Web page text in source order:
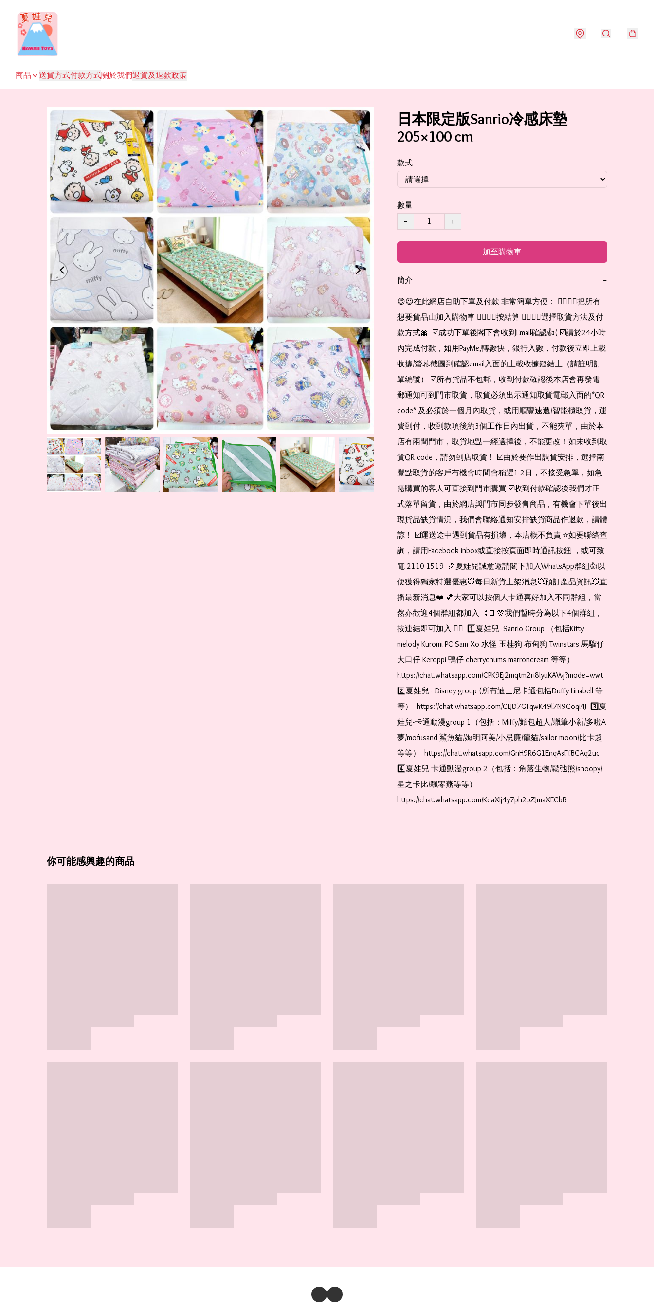
商品 送貨方式付款方式關於我們退貨及退款政策
日本限定版Sanrio冷感床墊
205×100 cm
款式
數量
−
+
加至購物車
簡介 −
😍😍在此網店自助下單及付款 非常簡單方便： 👉🏻👉🏻把所有
想要貨品山加入購物車 👉🏻👉🏻按結算 👉🏻👉🏻選擇取貨方法及付
款方式🎀  ☑️成功下單後閣下會收到Email確認👍( ☑️請於24小時
內完成付款，如用PayMe,轉數快，銀行入數，付款後立即上載
收據/螢幕截圖到確認email入面的上載收據鏈結上（請註明訂
單編號） ☑️所有貨品不包郵，收到付款確認後本店會再發電
郵通知可到門市取貨，取貨必須出示通知取貨電郵入面的*QR
code* 及必須於一個月內取貨，或用順豐速遞/智能櫃取貨，運
費到付，收到款項後約3個工作日內出貨，不能夾單，由於本
店有兩間門市，取貨地點一經選擇後，不能更改！如未收到取
貨QR code，請勿到店取貨！ ☑️由於要作出調貨安排，選擇南
豐點取貨的客戶有機會時間會稍遲1-2日，不接受急單，如急
需購買的客人可直接到門市購買 ☑️收到付款確認後我們才正
式落單留貨，由於網店與門市同步發售商品，有機會下單後出
現貨品缺貨情況，我們會聯絡通知安排缺貨商品作退款，請體
諒！ ☑️運送途中遇到貨品有損壞，本店概不負責 ⭐️如要聯絡查
詢，請用Facebook inbox或直接按頁面即時通訊按鈕 ，或可致
電 2110 1519  🎉夏娃兒誠意邀請閣下加入WhatsApp群組👍以
便獲得獨家特選優惠💥每日新貨上架消息💥預訂產品資訊💥直
播最新消息❤️ 💕大家可以按個人卡通喜好加入不同群組，當
然亦歡迎4個群組都加入👏🏻 🌸我們暫時分為以下4個群組，
按連結即可加入 👇🏻  1️⃣夏娃兒 -Sanrio Group （包括Kitty
melody Kuromi PC Sam Xo 水怪 玉桂狗 布甸狗 Twinstars 馬騮仔
大口仔 Keroppi 鴨仔 cherrychums marroncream 等等）
https://chat.whatsapp.com/CPK9Ej2mqtm2ri8IyuKAWj?mode=wwt
2️⃣夏娃兒 - Disney group (所有迪士尼卡通包括Duffy Linabell 等
等）  https://chat.whatsapp.com/CLJD7GTqwK49l7N9Coqi4J  3️⃣夏
娃兒-卡通動漫group 1（包括：Miffy/麵包超人/蠟筆小新/多啦A
夢/mofusand 鯊魚貓/娒明阿美/小忌廉/龍貓/sailor moon/比卡超
等等）  https://chat.whatsapp.com/GnH9R6G1EnqAsFfBCAq2uc
4️⃣夏娃兒-卡通動漫group 2（包括：角落生物/鬆弛熊/snoopy/
星之卡比/飄零燕等等）
https://chat.whatsapp.com/KcaXIj4y7ph2pZJmaXECbB
你可能感興趣的商品